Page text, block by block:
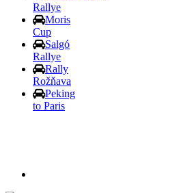
Rallye
Moris
Cup
Salgó
Rallye
Rally
Rožňava
Peking
to Paris